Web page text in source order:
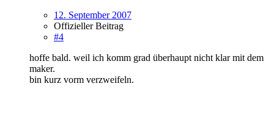
12. September 2007
Offizieller Beitrag
#4
hoffe bald. weil ich komm grad überhaupt nicht klar mit dem
maker.
bin kurz vorm verzweifeln.